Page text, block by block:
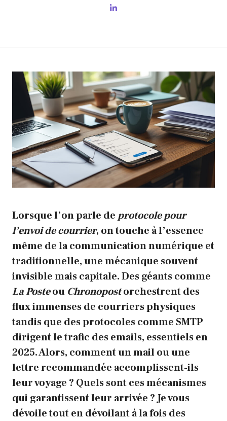
Lorsque l’on parle de protocole pour
l’envoi de courrier, on touche à l’essence
même de la communication numérique et
traditionnelle, une mécanique souvent
invisible mais capitale. Des géants comme
La Posteou Chronopostorchestrent des
flux immenses de courriers physiques
tandis que des protocoles comme SMTP
dirigent le trafic des emails, essentiels en
2025. Alors, comment un mail ou une
lettre recommandée accomplissent-ils
leur voyage ? Quels sont ces mécanismes
qui garantissent leur arrivée ? Je vous
dévoile tout en dévoilant à la fois des